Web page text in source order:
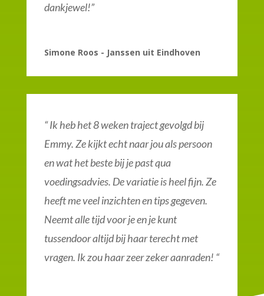
dankjewel!”
Simone Roos - Janssen uit Eindhoven
“Ik heb het 8 weken traject gevolgd bij
Emmy. Ze kijkt echt naar jou als persoon
en wat het beste bij je past qua
voedingsadvies. De variatie is heel fijn. Ze
heeft me veel inzichten en tips gegeven.
Neemt alle tijd voor je en je kunt
tussendoor altijd bij haar terecht met
vragen. Ik zou haar zeer zeker aanraden! “